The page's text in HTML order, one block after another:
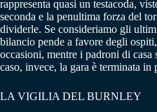
rappresenta quasi un testacoda,
seconda e la penultima forza del
dividerle. Se consideriamo gli
bilancio pende a favore degli
occasioni, mentre i padroni di
caso, invece, la gara è terminata in
LA VIGILIA DEL BURNLEY